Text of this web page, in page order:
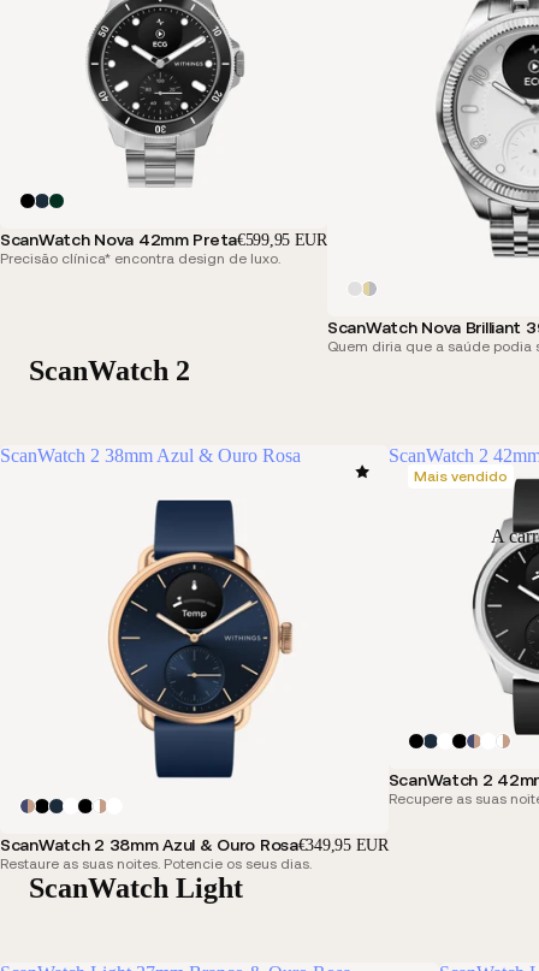
A
ScanWatch Nova 42mm Preta€599,95 EUR
Precisão clínica* encontra design de luxo.
ScanWatch Nova Brilliant
Quem diria que a saúde podia
ScanWatch 2
ScanWatch 2 38mm Azul & Ouro Rosa
ScanWatch 2 38mm Azul & Ouro Rosa€349,95 EUR
Restaure as suas noites. Potencie os seus dias.
ScanWatch 2
Mais vendido
ScanWatch 2
Recupere as suas
ScanWatch Light